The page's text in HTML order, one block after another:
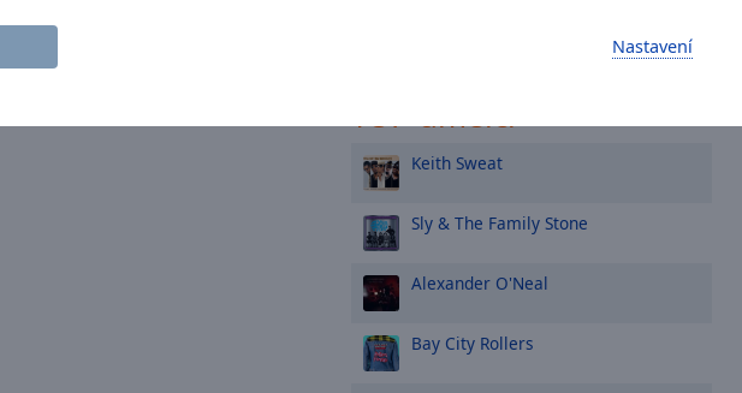
Nastavení
TOP umělci
Keith Sweat
Sly & The Family Stone
Alexander O'Neal
Bay City Rollers